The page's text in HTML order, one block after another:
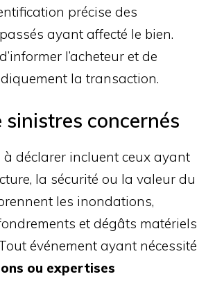
précise des
ayant affecté le bien.
l’acheteur et de
la transaction.
sinistres concernés
à déclarer incluent ceux ayant
la sécurité ou la valeur du
les inondations,
et dégâts matériels
événement ayant nécessité
ou expertises